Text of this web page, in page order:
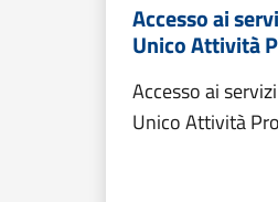
Accesso ai
Unico Attività
Accesso ai
Unico Attività